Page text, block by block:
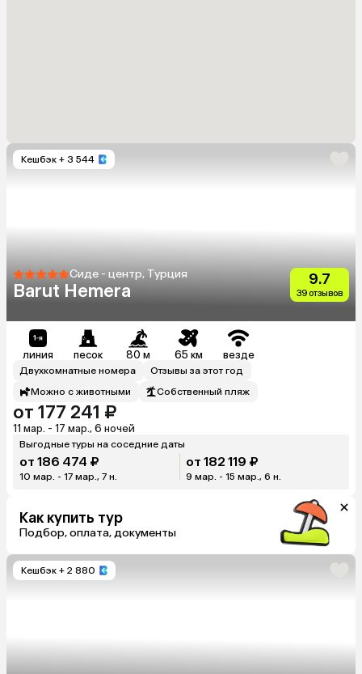
Кешбэк + 3 544
Сиде - центр, Турция
Barut Hemera
9.7
39 отзывов
линия песок 80 м 65 км везде
Двухкомнатные номера
Отзывы за этот год
Можно с животными
Собственный пляж
от 177 241 ₽
11 мар. - 17 мар., 6 ночей
Выгодные туры на соседние даты
от 186 474 ₽
10 мар. - 17 мар., 7 н.
от 182 119 ₽
9 мар. - 15 мар., 6 н.
Как купить тур
Подбор, оплата, документы
Кешбэк + 2 880